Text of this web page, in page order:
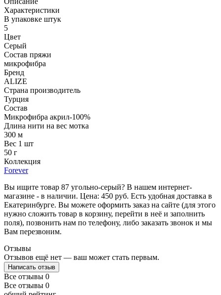
Характеристики
В упаковке штук
5
Цвет
Серый
Состав пряжи
микрофибра
Бренд
ALIZE
Страна производитель
Турция
Состав
Микрофибра акрил-100%
Длина нити на вес мотка
300 м
Вес 1 шт
50 г
Коллекция
Forever
Вы ищите товар 87 угольно-серый? В нашем интернет-
магазине - в наличии. Цена: 450 руб. Есть удобная доставка в
Екатеринбурге. Вы можете оформить заказ на сайте (для этого
нужно сложить товар в корзину, перейти в неё и заполнить
поля), позвонить нам по телефону, либо заказать звонок и мы
Вам перезвоним.
Отзывы
Отзывов ещё нет — ваш может стать первым.
Написать отзыв
Все отзывы 0
Все отзывы 0